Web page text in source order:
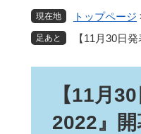
現在地 トップページ
【11月30日
【11月
2022』開